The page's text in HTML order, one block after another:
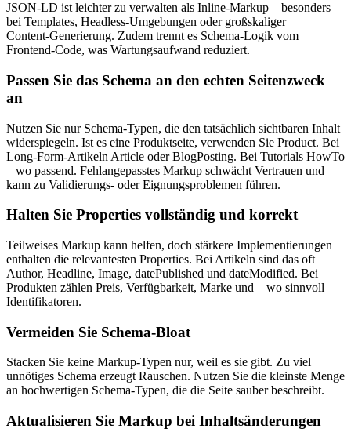
JSON‑LD ist leichter zu verwalten als Inline‑Markup – besonders
bei Templates, Headless‑Umgebungen oder großskaliger
Content‑Generierung. Zudem trennt es Schema‑Logik vom
Frontend‑Code, was Wartungsaufwand reduziert.
Passen Sie das Schema an den echten Seitenzweck
an
Nutzen Sie nur Schema‑Typen, die den tatsächlich sichtbaren Inhalt
widerspiegeln. Ist es eine Produktseite, verwenden Sie Product. Bei
Long‑Form‑Artikeln Article oder BlogPosting. Bei Tutorials HowTo
– wo passend. Fehlangepasstes Markup schwächt Vertrauen und
kann zu Validierungs‑ oder Eignungsproblemen führen.
Halten Sie Properties vollständig und korrekt
Teilweises Markup kann helfen, doch stärkere Implementierungen
enthalten die relevantesten Properties. Bei Artikeln sind das oft
Author, Headline, Image, datePublished und dateModified. Bei
Produkten zählen Preis, Verfügbarkeit, Marke und – wo sinnvoll –
Identifikatoren.
Vermeiden Sie Schema‑Bloat
Stacken Sie keine Markup‑Typen nur, weil es sie gibt. Zu viel
unnötiges Schema erzeugt Rauschen. Nutzen Sie die kleinste Menge
an hochwertigen Schema‑Typen, die die Seite sauber beschreibt.
Aktualisieren Sie Markup bei Inhaltsänderungen